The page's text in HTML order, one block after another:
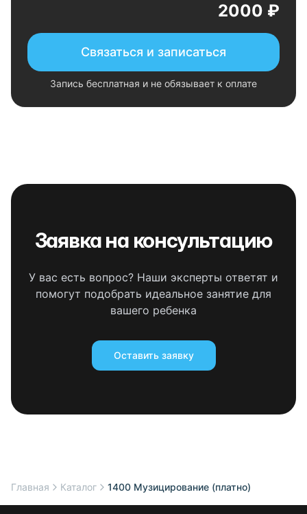
2000 ₽
Связаться и записаться
Запись бесплатная и не обязывает к оплате
Заявка на консультацию
У вас есть вопрос? Наши эксперты ответят и
помогут подобрать идеальное занятие для
вашего ребенка
Оставить заявку
Главная Каталог 1400 Музицирование (платно)